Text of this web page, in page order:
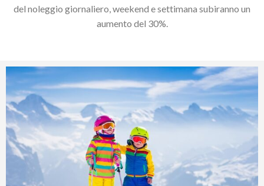
del noleggio giornaliero, weekend e settimana subiranno un
aumento del 30%.